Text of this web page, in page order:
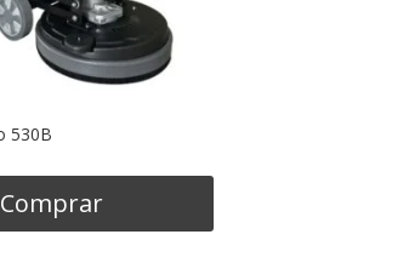
530B
Comprar